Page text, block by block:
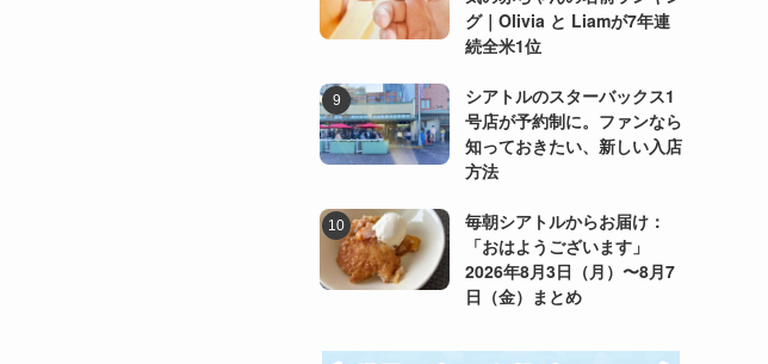
グ｜Olivia と Liamが7年連
続全米1位
シアトルのスターバックス1
号店が予約制に。ファンなら
知っておきたい、新しい入店
方法
毎朝シアトルからお届け：
「おはようございます」
2026年8月3日（月）〜8月7
日（金）まとめ